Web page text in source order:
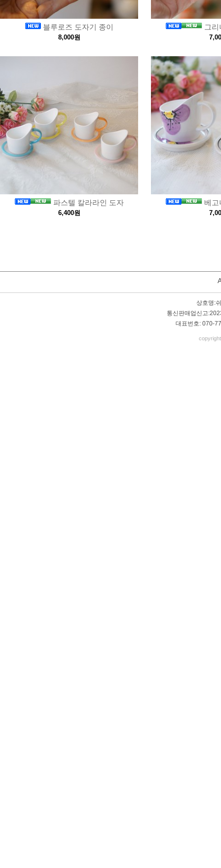
블루로즈 도자기 종이
8,000원
그리
파스텔 칼라라인 도자
6,400원
베고
상호명:
통신판매업신고:
대표번호:070-